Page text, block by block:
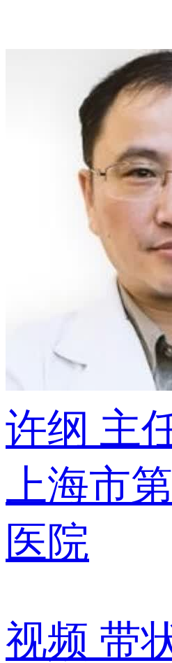
许纲 主
上海市
医院
视频 带